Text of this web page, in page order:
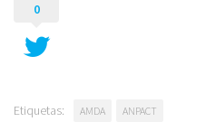
0
Etiquetas: AMDA ANPACT